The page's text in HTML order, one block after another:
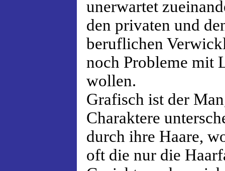
unerwartet
den privaten und
beruflichen
noch Probleme mit
wollen.
Grafisch ist der
Charaktere
durch ihre Haare,
oft die nur die